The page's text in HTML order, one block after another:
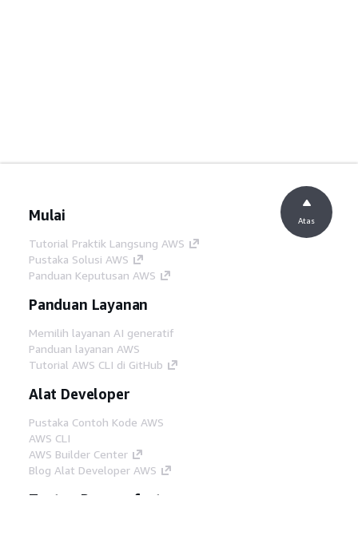
Mulai
Tutorial Praktik Langsung AWS
Pustaka Solusi AWS
Panduan Keputusan AWS
Panduan Layanan
Memilih layanan AI generatif
Panduan layanan AWS
Tutorial AWS CLI di GitHub
Alat Developer
Pustaka Contoh Kode AWS
AWS CLI
AWS Builder Center
Blog Alat Developer AWS
Tautan Bermanfaat
Atas